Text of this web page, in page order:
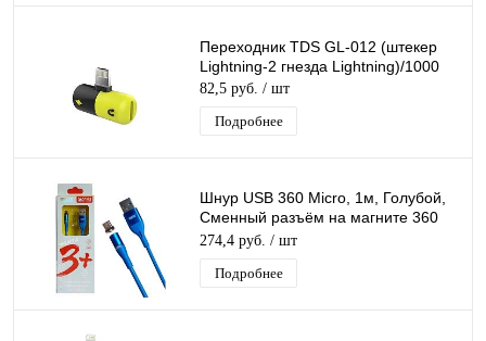
Переходник TDS GL-012 (штекер
Lightning-2 гнезда Lightning)/1000
82,5 руб. / шт
Подробнее
Шнур USB 360 Micro, 1м, Голубой,
Сменный разъём на магните 360
градусов силиконовый
274,4 руб. / шт
Подробнее